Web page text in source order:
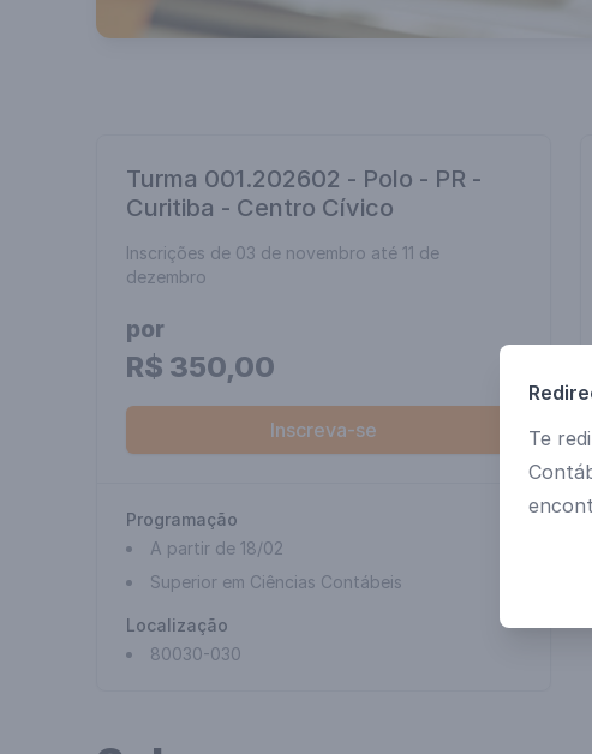
Turma 001.202602 - Polo - PR -
Curitiba - Centro Cívico
Inscrições de 03 de novembro até 11 de
dezembro
por
R$ 350,00
Inscreva-se
Programação
A partir de 18/02
Superior em Ciências Contábeis
Localização
80030-030
Te